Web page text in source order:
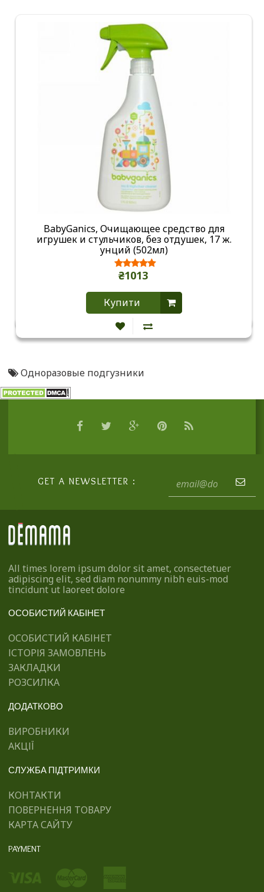
BabyGanics, Очищающее средство для
игрушек и стульчиков, без отдушек, 17 ж.
унций (502мл)
₴1013
Купити
Одноразовые подгузники
GET A NEWSLETTER :
All times lorem ipsum dolor sit amet, consectetuer
adipiscing elit, sed diam nonummy nibh euis-mod
tincidunt ut laoreet dolore
ОСОБИСТИЙ КАБІНЕТ
ОСОБИСТИЙ КАБІНЕТ
ІСТОРІЯ ЗАМОВЛЕНЬ
ЗАКЛАДКИ
РОЗСИЛКА
ДОДАТКОВО
ВИРОБНИКИ
АКЦІЇ
СЛУЖБА ПІДТРИМКИ
КОНТАКТИ
ПОВЕРНЕННЯ ТОВАРУ
КАРТА САЙТУ
PAYMENT